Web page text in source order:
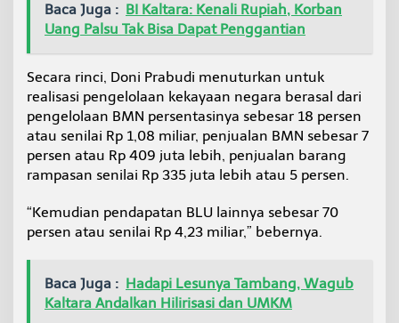
g
e
o
l
n
K
e
k
a
a
a
e
g
Baca Juga : BI Kaltara: Kenali Rupiah, Korban
Uang Palsu Tak Bisa Dapat Penggantian
Secara rinci, Doni Prabudi menuturkan untuk
realisasi pengelolaan kekayaan negara berasal dari
pengelolaan BMN persentasinya sebesar 18 persen
atau senilai Rp 1,08 miliar, penjualan BMN sebesar 7
persen atau Rp 409 juta lebih, penjualan barang
rampasan senilai Rp 335 juta lebih atau 5 persen.
“Kemudian pendapatan BLU lainnya sebesar 70
persen atau senilai Rp 4,23 miliar,” bebernya.
Baca Juga : Hadapi Lesunya Tambang, Wagub
Kaltara Andalkan Hilirisasi dan UMKM